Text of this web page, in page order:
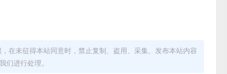
在未征得本站同意时，禁止复制、盗用、采集、发布本站内容
们进行处理。